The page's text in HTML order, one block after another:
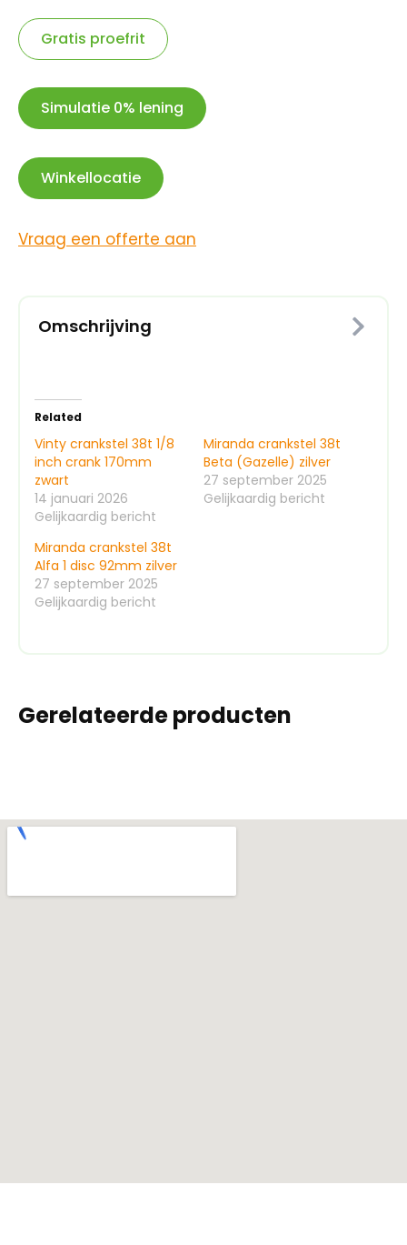
170mm
zilver
aantal
Gratis proefrit
Simulatie 0% lening
Winkellocatie
Vraag een offerte aan
Omschrijving
Related
Vinty crankstel 38t 1/8
inch crank 170mm
zwart
14 januari 2026
Gelijkaardig bericht
Miranda crankstel 38t
Beta (Gazelle) zilver
27 september 2025
Gelijkaardig bericht
Miranda crankstel 38t
Alfa 1 disc 92mm zilver
27 september 2025
Gelijkaardig bericht
Gerelateerde producten